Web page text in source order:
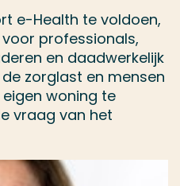
e-Health te voldoen,
professionals,
en daadwerkelijk
zorglast en mensen
woning te
vraag van het